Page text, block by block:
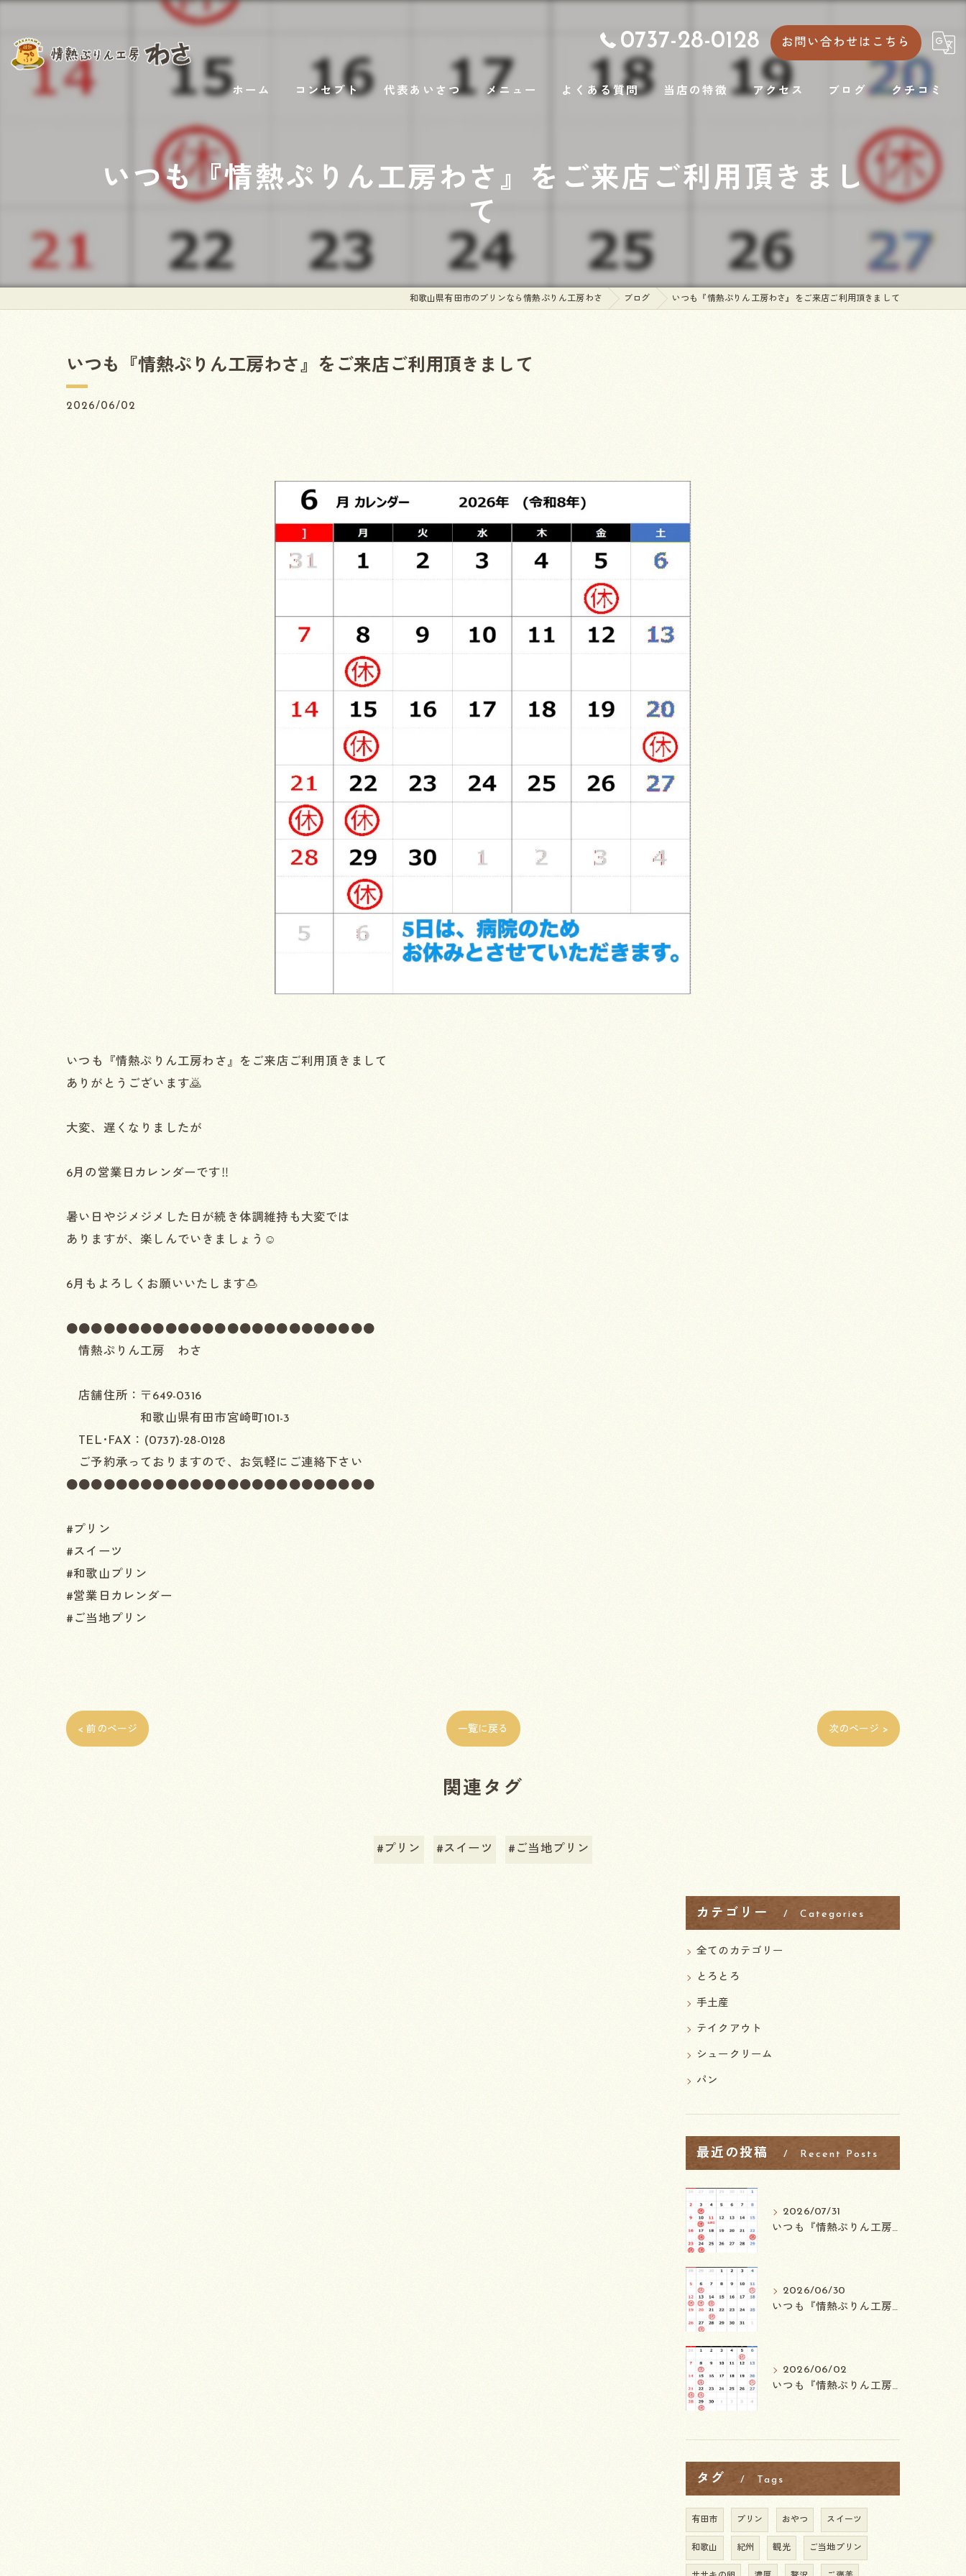
0737-28-0128 お問い合わせはこちら
ホーム コンセプト 代表あいさつ メニュー よくある質問 当店の特徴
手土産
シュークリーム
アクセス ブログ クチコミ
⁡いつも『情熱ぷりん工房わさ』をご来店ご利用頂きまし
て
和歌山県有田市のプリンなら情熱ぷりん工房わさ ブログ ⁡いつも『情熱ぷりん工房わさ』をご来店ご利用頂きまして
⁡いつも『情熱ぷりん工房わさ』をご来店ご利用頂きまして
2026/06/02
⁡いつも『情熱ぷりん工房わさ』をご来店ご利用頂きまして
ありがとうございます🙇
大変、遅くなりましたが
6月の営業日カレンダーです‼️
暑い日やジメジメした日が続き体調維持も大変では
ありますが、楽しんでいきましょう☺️
6月もよろしくお願いいたします🍮
●●●●●●●●●●●●●●●●●●●●●●●●●
情熱ぷりん工房 わさ
店舗住所：〒649-0316
和歌山県有田市宮崎町101-3
TEL･FAX：(0737)-28-0128
ご予約承っておりますので、お気軽にご連絡下さい
●●●●●●●●●●●●●●●●●●●●●●●●●
#プリン
#スイーツ
#和歌山プリン
#営業日カレンダー
#ご当地プリン
< 前のページ 一覧に戻る 次のページ >
関連タグ
#プリン #スイーツ #ご当地プリン
カテゴリー Categories
全てのカテゴリー
とろとろ
手土産
テイクアウト
シュークリーム
パン
最近の投稿 Recent Posts
2026/07/31
⁡いつも『情熱ぷりん工房わさ』をご来店ご利用頂きまして
2026/06/30
⁡いつも『情熱ぷりん工房わさ』をご来店ご利用頂きまして
2026/06/02
⁡いつも『情熱ぷりん工房わさ』をご来店ご利用頂きまして
タグ Tags
有田市 プリン おやつ スイーツ
和歌山 紀州 観光 ご当地プリン